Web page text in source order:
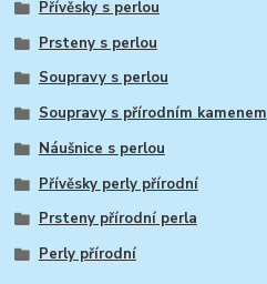
Přívěsky s perlou
Prsteny s perlou
Soupravy s perlou
Soupravy s přírodním kamenem
Náušnice s perlou
Přívěsky perly přírodní
Prsteny přírodní perla
Perly přírodní